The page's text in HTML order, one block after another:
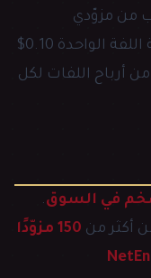
من مزوّدي
، وقيمة اللفة الواحدة 0.10$
أرباح اللفات لكل
في السوق.
أكثر من 150 مزوّدًا